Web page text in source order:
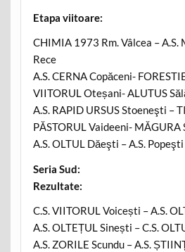
Etapa viitoare:
CHIMIA 1973 Rm. Vâlcea – A.S.
Rece
A.S. CERNA Copăceni-
VIITORUL Oteșani- ALUTUS
A.S. RAPID URSUS Stoeneşti –
PĂSTORUL Vaideeni- MĂGURA
A.S. OLTUL Dăeşti – A.S. Popeşti
Seria Sud:
Rezultate:
C.S. VIITORUL Voicești – A.S.
A.S. OLTEȚUL Sinești – C.S.
A.S. ZORILE Scundu – A.S.